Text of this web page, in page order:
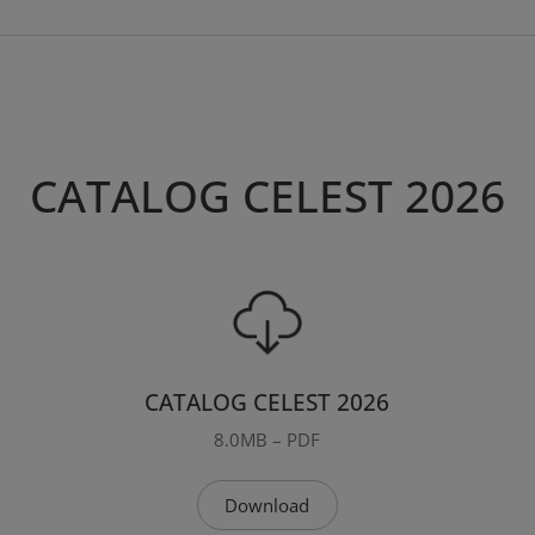
CATALOG CELEST 2026
CATALOG CELEST 2026
8.0MB – PDF
Download